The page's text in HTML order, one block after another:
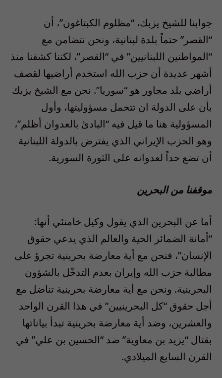
جوابنا للشيخ يزبك، “مظلوم الكبتاغون”، أن
“القصر” حتماً بلدة لبنانية، ونحن نتضامن مع
“المواطنين اللبنانيين” في “القصر”، لكننا كشفنا منذ
أشهر عديدة أن حزب الله استخدم أراضيها لقصف
أراضي بلد مجاور هو “سوريا”. نحن مع الشيخ يزبك
بأن على الدولة ان تتحمل مسؤوليتها، وأول
المسؤولية هنا ما قيل فيه “البادئ بالعدوان أظلم”،
وهو الحزب الإيراني الذي يفترض بالدولة اللبنانية
أن تضع حداً لعدوانه على الثورة السورية.
موقفنا من البحرين
أما عن البحرين الذي يقول وكيل خامنئي أنها:
“أمانة الضمائر الحية والعالم الذي يدعي حقوق
الإنسان”، فنحن مع أية معارضة بحرينية تجرؤ على
مطالبة حزب الله وإيران بعدم التدخّل بالشؤون
البحرينية. ونحن مع أية معارضة بحرينية تناضل مع
أجل حقوق “كل البحرينيين” في هذا القرن الواحد
والعشرين، وضد أية معارضة بحرينية تبدأ بياناتها
بقتال “يزيد بن معاوية” ضد “الحسين بن علي” في
القرن السابع الميلادي.